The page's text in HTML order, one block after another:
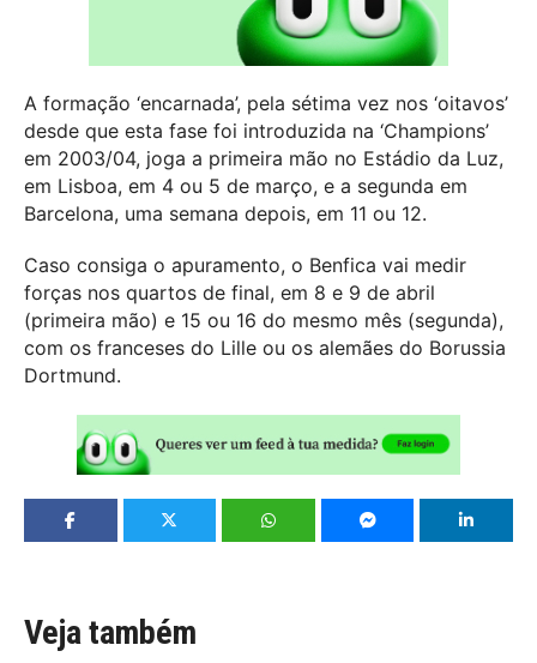
A formação ‘encarnada’, pela sétima vez nos ‘oitavos’
desde que esta fase foi introduzida na ‘Champions’
em 2003/04, joga a primeira mão no Estádio da Luz,
em Lisboa, em 4 ou 5 de março, e a segunda em
Barcelona, uma semana depois, em 11 ou 12.
Caso consiga o apuramento, o Benfica vai medir
forças nos quartos de final, em 8 e 9 de abril
(primeira mão) e 15 ou 16 do mesmo mês (segunda),
com os franceses do Lille ou os alemães do Borussia
Dortmund.
Veja também